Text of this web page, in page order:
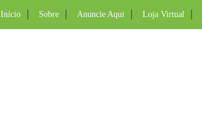
Início Sobre Anuncie Aqui Loja Virtual